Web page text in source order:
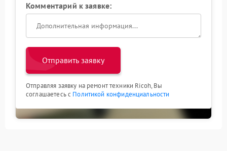
Комментарий к заявке:
Отправить заявку
Отправляя заявку на ремонт техники Ricoh, Вы
соглашаетесь с Политикой конфиденциальности